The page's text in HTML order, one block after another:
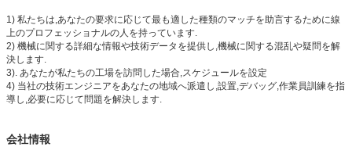
1) 私たちは,あなたの要求に応じて最も適した種類のマッチを助言するために線
上のプロフェッショナルの人を持っています.
2) 機械に関する詳細な情報や技術データを提供し,機械に関する混乱や疑問を解
決します.
3). あなたが私たちの工場を訪問した場合,スケジュールを設定
4) 当社の技術エンジニアをあなたの地域へ派遣し,設置,デバッグ,作業員訓練を指
導し,必要に応じて問題を解決します.
会社情報